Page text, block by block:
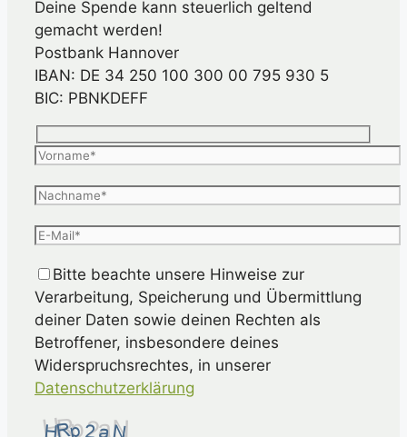
Deine Spende kann steuerlich geltend
gemacht werden!
Postbank Hannover
IBAN: DE 34 250 100 300 00 795 930 5
BIC: PBNKDEFF
Bitte beachte unsere Hinweise zur
Verarbeitung, Speicherung und Übermittlung
deiner Daten sowie deinen Rechten als
Betroffener, insbesondere deines
Widerspruchsrechtes, in unserer
Datenschutzerklärung